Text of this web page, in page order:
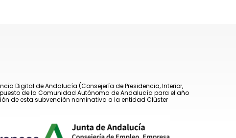
Digital de Andalucía (Consejería de Presidencia, Interior,
de la Comunidad Autónoma de Andalucía para el año
de esta subvención nominativa a la entidad Clúster